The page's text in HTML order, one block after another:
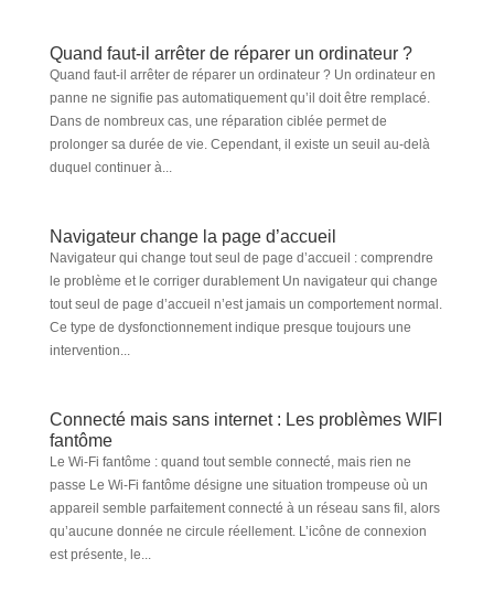
Quand faut-il arrêter de réparer un ordinateur ?
Quand faut-il arrêter de réparer un ordinateur ? Un ordinateur en
panne ne signifie pas automatiquement qu’il doit être remplacé.
Dans de nombreux cas, une réparation ciblée permet de
prolonger sa durée de vie. Cependant, il existe un seuil au-delà
duquel continuer à...
Navigateur change la page d’accueil
Navigateur qui change tout seul de page d’accueil : comprendre
le problème et le corriger durablement Un navigateur qui change
tout seul de page d’accueil n’est jamais un comportement normal.
Ce type de dysfonctionnement indique presque toujours une
intervention...
Connecté mais sans internet : Les problèmes WIFI
fantôme
Le Wi-Fi fantôme : quand tout semble connecté, mais rien ne
passe Le Wi-Fi fantôme désigne une situation trompeuse où un
appareil semble parfaitement connecté à un réseau sans fil, alors
qu’aucune donnée ne circule réellement. L’icône de connexion
est présente, le...